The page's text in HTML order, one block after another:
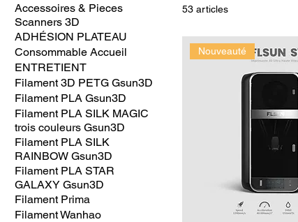
Accessoires & Pieces
Scanners 3D
ADHÉSION PLATEAU
Consommable Accueil
ENTRETIENT
Filament 3D PETG Gsun3D
Filament PLA Gsun3D
Filament PLA SILK MAGIC
trois couleurs Gsun3D
Filament PLA SILK
RAINBOW Gsun3D
Filament PLA STAR
GALAXY Gsun3D
Filament Prima
Filament Wanhao
53 articles
Nouveauté